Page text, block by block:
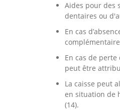
Aides pour des
dentaires ou
En cas
En cas de
peut être
La caisse peut
en situation de
(14).